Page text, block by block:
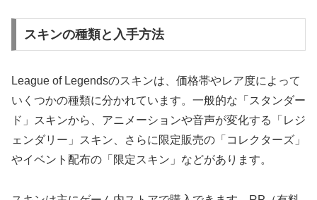
スキンの種類と入手方法
League of Legendsのスキンは、価格帯やレア度によって
いくつかの種類に分かれています。一般的な「スタンダー
ド」スキンから、アニメーションや音声が変化する「レジ
ェンダリー」スキン、さらに限定販売の「コレクターズ」
やイベント配布の「限定スキン」などがあります。